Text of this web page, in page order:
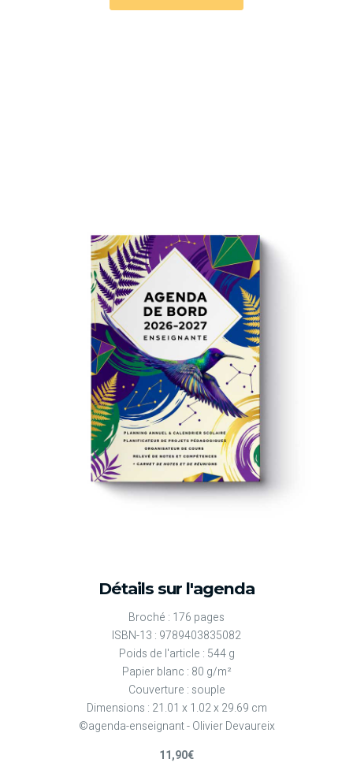
Détails sur l'agenda
Broché : 176 pages
ISBN-13 : 9789403835082
Poids de l'article : 544 g
Papier blanc : 80 g/m²
Couverture : souple
Dimensions : 21.01 x 1.02 x 29.69 cm
©agenda-enseignant - Olivier Devaureix
11,90€